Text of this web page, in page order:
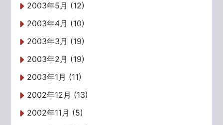
2003年5月 (12)
2003年4月 (10)
2003年3月 (19)
2003年2月 (19)
2003年1月 (11)
2002年12月 (13)
2002年11月 (5)